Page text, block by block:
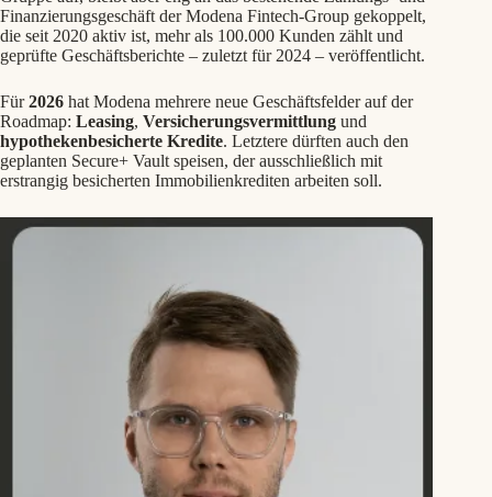
Finanzierungsgeschäft der Modena Fintech-Group gekoppelt,
die seit 2020 aktiv ist, mehr als 100.000 Kunden zählt und
geprüfte Geschäftsberichte – zuletzt für 2024 – veröffentlicht.
Für2026 hat Modena mehrere neue Geschäftsfelder auf der
Roadmap: Leasing, Versicherungsvermittlung und
hypothekenbesicherte Kredite. Letztere dürften auch den
geplanten Secure+ Vault speisen, der ausschließlich mit
erstrangig besicherten Immobilienkrediten arbeiten soll.